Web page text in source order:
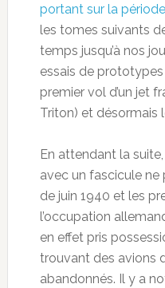
portant sur la
les tomes suivants
temps jusqu’à nos
essais de
premier vol d’un jet
Triton) et désormais
En attendant la
avec un fascicule
de juin 1940 et les
l’occupation
en effet pris
trouvant des avions
abandonnés. Il y a